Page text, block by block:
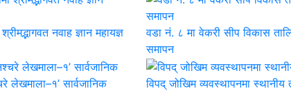
नवाह ज्ञान महायज्ञ
वडा नं. ८ मा वेकरी सीप विकास
समापन
लेखमाला–१’ सार्वजानिक विपद् जोखिम व्यवस्थापनमा स्थानीय